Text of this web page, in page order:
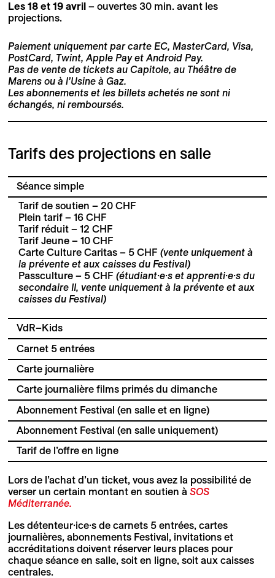
Les 18 et 19 avril – ouvertes 30 min. avant les
projections.
Paiement uniquement par carte EC, MasterCard, Visa,
PostCard, Twint, Apple Pay et Android Pay.
Pas de vente de tickets au Capitole, au Théâtre de
Marens ou à l’Usine à Gaz.
Les abonnements et les billets achetés ne sont ni
échangés, ni remboursés.
Tarifs des projections en salle
Séance simple
Tarif de soutien – 20 CHF
Plein tarif – 16 CHF
Tarif réduit – 12 CHF
Tarif Jeune – 10 CHF
Carte Culture Caritas – 5 CHF (vente uniquement à
la prévente et aux caisses du Festival)
Passculture – 5 CHF (étudiant·e·s et apprenti·e·s du
secondaire II, vente uniquement à la prévente et aux
caisses du Festival)
VdR–Kids
Carnet 5 entrées
Carte journalière
Carte journalière films primés du dimanche
Abonnement Festival (en salle et en ligne)
Abonnement Festival (en salle uniquement)
Tarif de l’offre en ligne
Lors de l’achat d’un ticket, vous avez la possibilité de
verser un certain montant en soutien à SOS
Méditerranée.
Les détenteur·ice·s de carnets 5 entrées, cartes
journalières, abonnements Festival, invitations et
accréditations doivent réserver leurs places pour
chaque séance en salle, soit en ligne, soit aux caisses
centrales.